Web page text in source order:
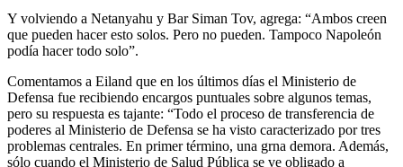
Y volviendo a Netanyahu y Bar Siman Tov, agrega: “Ambos creen
que pueden hacer esto solos. Pero no pueden. Tampoco Napoleón
podía hacer todo solo”.
Comentamos a Eiland que en los últimos días el Ministerio de
Defensa fue recibiendo encargos puntuales sobre algunos temas,
pero su respuesta es tajante: “Todo el proceso de transferencia de
poderes al Ministerio de Defensa se ha visto caracterizado por tres
problemas centrales. En primer término, una grna demora. Además,
sólo cuando el Ministerio de Salud Pública se ve obligado a